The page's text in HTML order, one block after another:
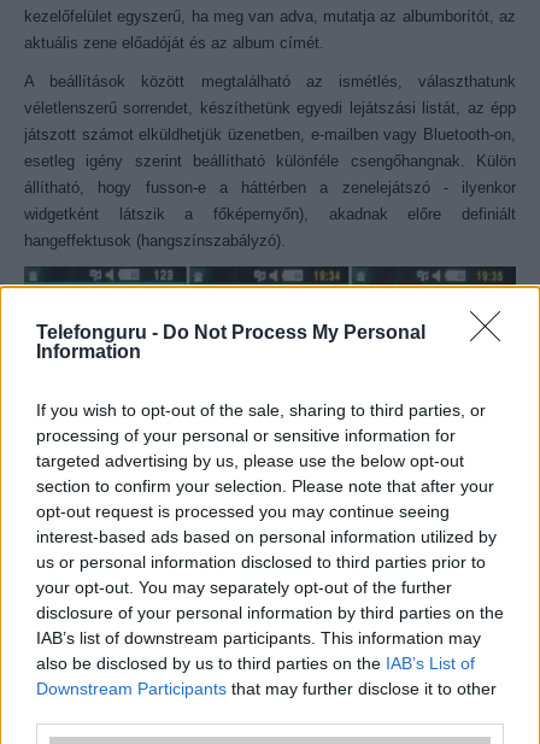
Telefonguru - Do Not Process My Personal
Information
If you wish to opt-out of the sale, sharing to third parties, or
processing of your personal or sensitive information for
targeted advertising by us, please use the below opt-out
section to confirm your selection. Please note that after your
opt-out request is processed you may continue seeing
interest-based ads based on personal information utilized by
us or personal information disclosed to third parties prior to
your opt-out. You may separately opt-out of the further
disclosure of your personal information by third parties on the
IAB’s list of downstream participants. This information may
also be disclosed by us to third parties on the IAB’s List of
Downstream Participants that may further disclose it to other
kezelőfelület egyszerű, ha meg van adva, mutatja az albumborítót, az
aktuális zene előadóját és az album címét.
A beállítások között megtalálható az ismétlés, választhatunk
véletlenszerű sorrendet, készíthetünk egyedi lejátszási listát, az épp
játszott számot elküldhetjük üzenetben, e-mailben vagy Bluetooth-on,
esetleg igény szerint beállítható különféle csengőhangnak. Külön
állítható, hogy fusson-e a háttérben a zenelejátszó - ilyenkor
widgetként látszik a főképernyőn), akadnak előre definiált
hangeffektusok (hangszínszabályzó).
Nagyon tetszett a lejátszóhoz tartozó gyorsgombok funkció,
amelyben egyszerűen meg lehet nézni, hogy a telefon mely gombja
mit tegyen. Így például a 2-es gomb a hangszínszabályzót dobja fel, a
hármas az ismétlést módosítja, stb. A többi gyártóhoz hasonlóan már
a Samsung is belepakolja a Zenefelismerést a telefonjainak nagy
részébe.